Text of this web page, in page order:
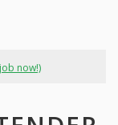
now!)